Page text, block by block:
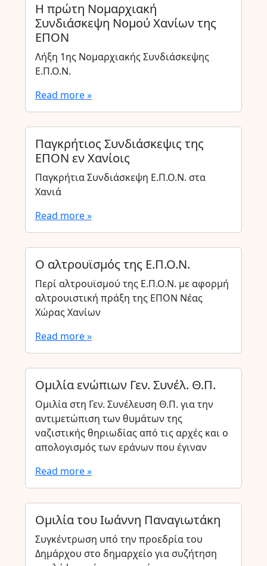
Η πρώτη Νομαρχιακή
Συνδιάσκεψη Νομού Χανίων της
ΕΠΟΝ
Λήξη 1ης Νομαρχιακής Συνδιάσκεψης
Ε.Π.Ο.Ν.
Read more »
Παγκρήτιος Συνδιάσκεψις της
ΕΠΟΝ εν Χανίοις
Παγκρήτια Συνδιάσκεψη Ε.Π.Ο.Ν. στα
Χανιά
Read more »
Ο αλτρουϊσμός της Ε.Π.Ο.Ν.
Περί αλτρουϊσμού της Ε.Π.Ο.Ν. με αφορμή
αλτρουιστική πράξη της ΕΠΟΝ Νέας
Χώρας Χανίων
Read more »
Ομιλία ενώπιων Γεν. Συνέλ. Θ.Π.
Ομιλία στη Γεν. Συνέλευση Θ.Π. για την
αντιμετώπιση των θυμάτων της
ναζιστικής θηριωδίας από τις αρχές και ο
απολογισμός των εράνων που έγιναν
Read more »
Ομιλία του Ιωάννη Παναγιωτάκη
Συγκέντρωση υπό την προεδρία του
Δημάρχου στο δημαρχείο για συζήτηση